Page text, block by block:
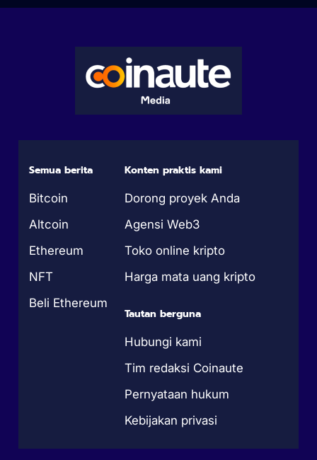
Semua berita
Bitcoin
Altcoin
Ethereum
NFT
Beli Ethereum
Konten praktis kami
Dorong proyek Anda
Agensi Web3
Toko online kripto
Harga mata uang kripto
Tautan berguna
Hubungi kami
Tim redaksi Coinaute
Pernyataan hukum
Kebijakan privasi